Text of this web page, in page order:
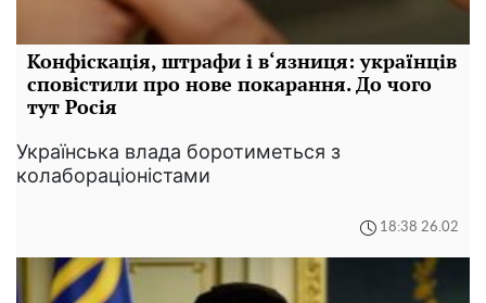
Конфіскація, штрафи і в‘язниця: українців
сповістили про нове покарання. До чого
тут Росія
Українська влада боротиметься з
колабораціоністами
18:38 26.02